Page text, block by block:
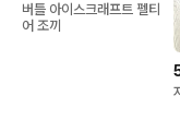
버틀 아이스크래프트 펠티
어 조끼